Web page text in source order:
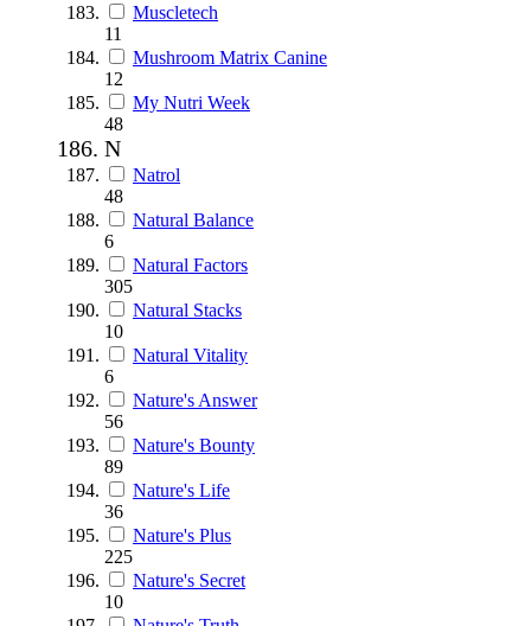
Muscletech
11
Mushroom Matrix Canine
12
My Nutri Week
48
N
Natrol
48
Natural Balance
6
Natural Factors
305
Natural Stacks
10
Natural Vitality
6
Nature's Answer
56
Nature's Bounty
89
Nature's Life
36
Nature's Plus
225
Nature's Secret
10